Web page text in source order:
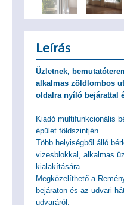
Leírás
Üzletnek,
alkalmas zöldlombos
oldalra nyíló bejárattal
Kiadó multifunkcionális
épület földszintjén.
Több helyiségből álló
vizesblokkal, alkalmas
kialakítására.
Megközelíthető a
bejáraton és az udvari
udvaráról.